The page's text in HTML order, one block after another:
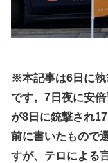
※本記事は6日に執
です。7日夜に安
が8日に銃撃され
前に書いたもので
すが、テロによる